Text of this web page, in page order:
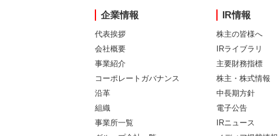
企業情報
代表挨拶
会社概要
事業紹介
コーポレートガバナンス
沿革
組織
事業所一覧
IR情報
株主の皆様へ
IRライブラリ
主要財務指標
株主・株式情報
中長期方針
電子公告
IRニュース